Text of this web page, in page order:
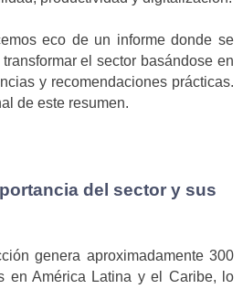
eco de un informe donde se
el sector basándose en
y recomendaciones prácticas.
de este resumen.
del sector y sus
genera aproximadamente 300
en América Latina y el Caribe, lo